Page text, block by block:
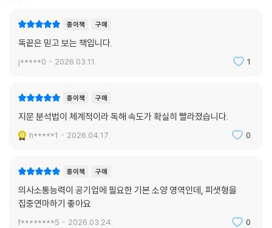
종이책 구매
독끝은 믿고 보는 책입니다.
j*****0 2026.03.11. 1
종이책 구매
지문 분석법이 체계적이라 독해 속도가 확실히 빨라졌습니다.
h*****1 2026.04.17. 0
종이책 구매
의사소통능력이 공기업에 필요한 기본 소양 영역인데, 피샛형을
집중연마하기 좋아요
f********5 2026.03.24. 0